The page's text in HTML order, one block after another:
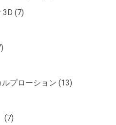
3D (7)
プローション (13)
(7)